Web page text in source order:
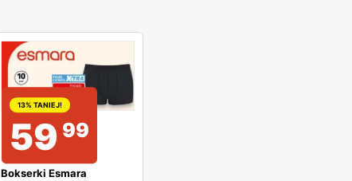
13% TANIEJ!
59 99
Bokserki Esmara